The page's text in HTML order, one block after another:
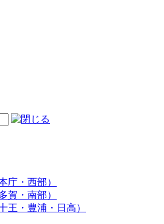
庁・西部）
賀・南部）
王・豊浦・日高）